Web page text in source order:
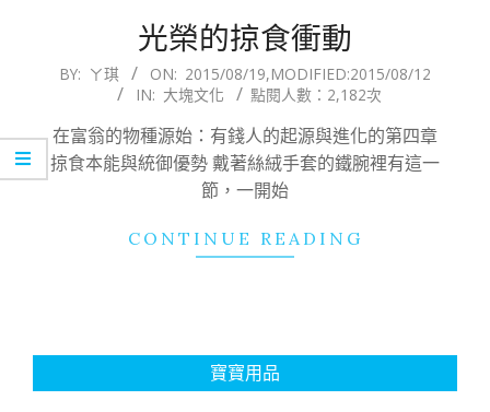
光榮的掠食衝動
2015-
19
BY: ㄚ琪 ON: 2015/08/19,MODIFIED:2015/08/12
IN: 大塊文化 點閱人數：2,182次
在富翁的物種源始：有錢人的起源與進化的第四章
掠食本能與統御優勢 戴著絲絨手套的鐵腕裡有這一
節，一開始
CONTINUE READING
寶寶用品